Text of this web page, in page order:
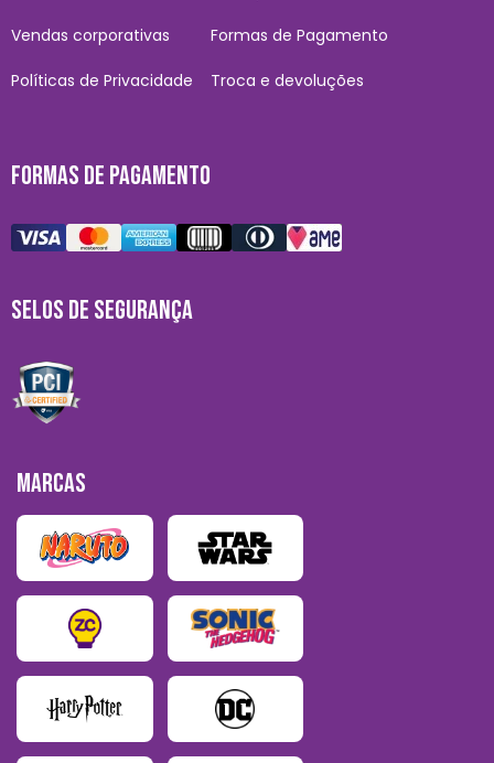
Vendas corporativas
Políticas de Privacidade
Formas de Pagamento
Troca e devoluções
FORMAS DE PAGAMENTO
SELOS DE SEGURANÇA
MARCAS